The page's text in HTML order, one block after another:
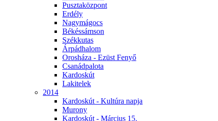
Pusztaközpont
Erdély
Nagymágocs
Békéssámson
Székkutas
Árpádhalom
Orosháza - Ezüst Fenyő
Csanádpalota
Kardoskút
Lakitelek
2014
Kardoskút - Kultúra napja
Murony
Kardoskút - Március 15.